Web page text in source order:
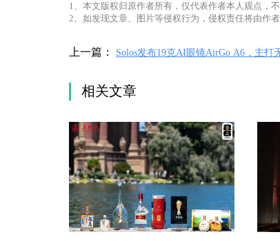
1、本文版权归原作者所有，仅代表作者本人观点，
2、如发现文章、图片等侵权行为，侵权责任将由作者
上一篇：
Solos发布19克AI眼镜AirGo A6，主打
相关文章